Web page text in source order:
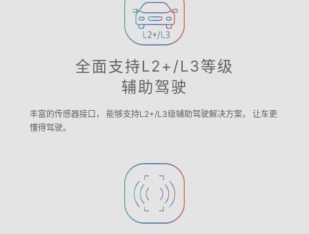
全面支持L2+/L3等级
辅助驾驶
丰富的传感器接口， 能够支持L2+/L3级辅助驾驶解决方案， 让车更
懂得驾驶。